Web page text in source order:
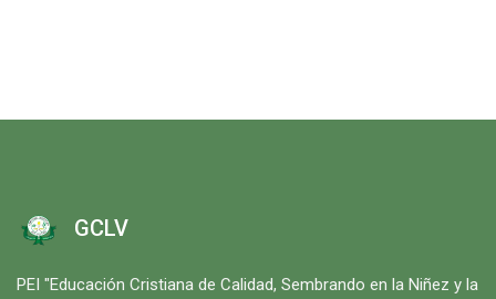
GCLV
PEI "Educación Cristiana de Calidad, Sembrando en la Niñez y la